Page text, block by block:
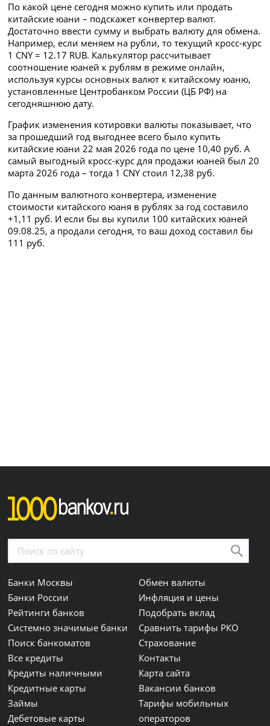
По какой цене сегодня можно купить или продать
китайские юани – подскажет конвертер валют.
Достаточно ввести сумму и выбрать валюту для обмена.
Например, если меняем на рубли, то текущий кросс-курс
1 CNY = 12.17 RUB. Калькулятор рассчитывает
соотношение юаней к рублям в режиме онлайн,
используя курсы основных валют к китайскому юаню,
установленные Центробанком России (ЦБ РФ) на
сегодняшнюю дату.
График изменения котировки валюты показывает, что
за прошедший год выгоднее всего было купить
китайские юани 22 мая 2026 года по цене 10,40 руб. А
самый выгодный кросс-курс для продажи юаней был 20
марта 2026 года – тогда 1 CNY стоил 12,38 руб.
По данным валютного конвертера, изменение
стоимости китайского юаня в рублях за год составило
+1,11 руб. И если бы вы купили 100 китайских юаней
09.08.25, а продали сегодня, то ваш доход составил бы
111 руб.
Банки Москвы
Банки России
Рейтинги банков
Системно значимые банки
Поиск банкоматов
Все кредиты
Кредиты наличными
Кредитные карты
Займы
Дебетовые карты
Обмен валюты
Инфляция и цены
Подобрать вклад
Сравнить тарифы РКО
Страхование
Контакты
Карта сайта
Вакансии банков
Тарифы мобильных
операторов